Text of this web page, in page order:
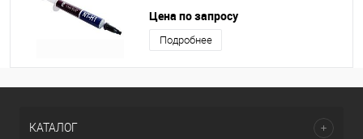
Цена по запросу
Подробнее
КАТАЛОГ